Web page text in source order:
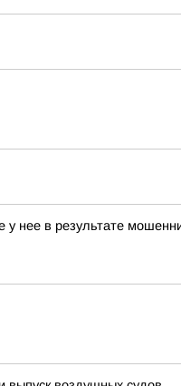
нее в результате